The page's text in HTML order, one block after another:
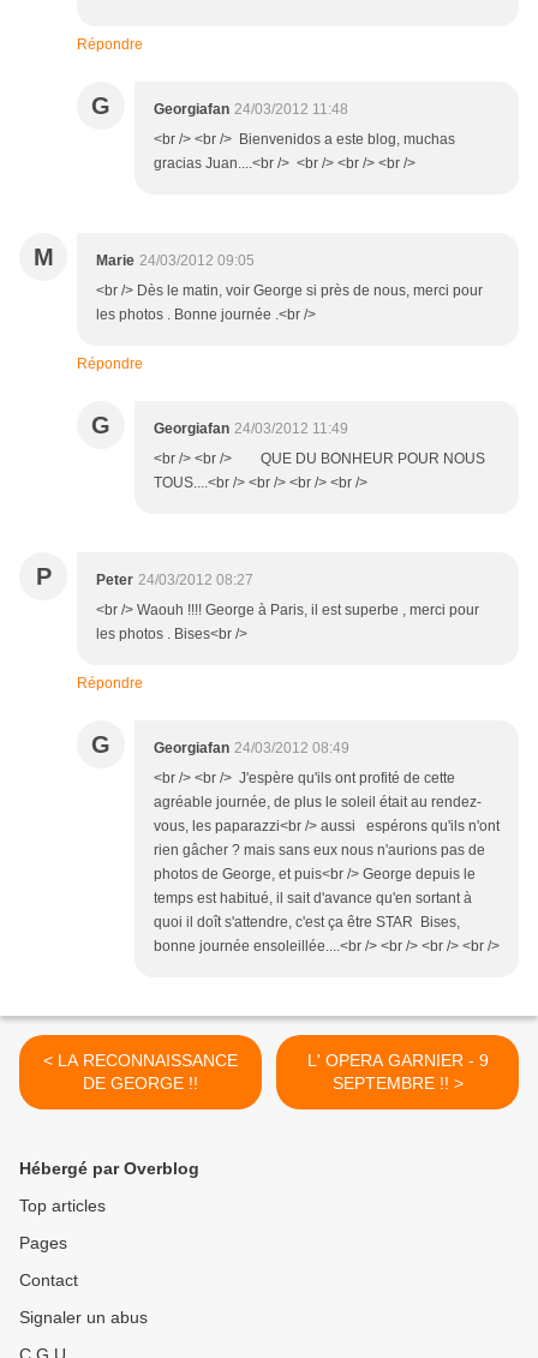
Répondre
G Georgiafan 24/03/2012 11:48
<br /> <br /> Bienvenidos a este blog, muchas
gracias Juan....<br /> <br /> <br /> <br />
M Marie 24/03/2012 09:05
<br /> Dès le matin, voir George si près de nous, merci pour
les photos . Bonne journée .<br />
Répondre
G Georgiafan 24/03/2012 11:49
<br /> <br /> QUE DU BONHEUR POUR NOUS
TOUS....<br /> <br /> <br /> <br />
P Peter 24/03/2012 08:27
<br /> Waouh !!!! George à Paris, il est superbe , merci pour
les photos . Bises<br />
Répondre
G Georgiafan 24/03/2012 08:49
<br /> <br /> J'espère qu'ils ont profité de cette
agréable journée, de plus le soleil était au rendez-
vous, les paparazzi<br /> aussi espérons qu'ils n'ont
rien gâcher ? mais sans eux nous n'aurions pas de
photos de George, et puis<br /> George depuis le
temps est habitué, il sait d'avance qu'en sortant à
quoi il doît s'attendre, c'est ça être STAR Bises,
bonne journée ensoleillée....<br /> <br /> <br /> <br />
< LA RECONNAISSANCE
DE GEORGE !!
L' OPERA GARNIER - 9
SEPTEMBRE !! >
Hébergé par Overblog
Top articles
Pages
Contact
Signaler un abus